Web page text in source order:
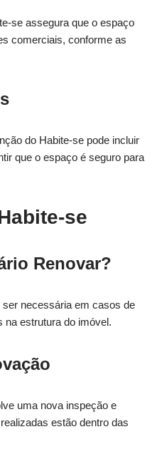
se assegura que o espaço
comerciais, conforme as
do Habite-se pode incluir
que o espaço é seguro para
se
Renovar?
necessária em casos de
na estrutura do imóvel.
uma nova inspeção e
estão dentro das